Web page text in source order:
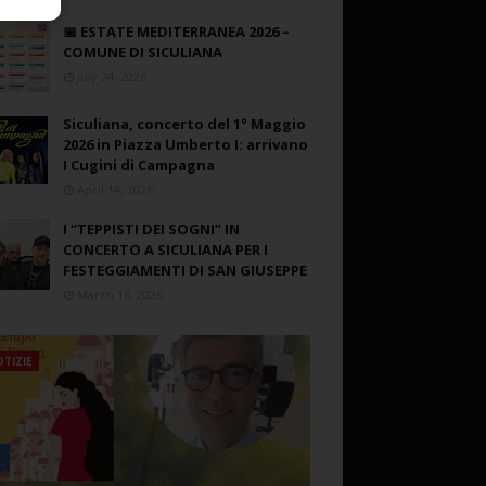
📅 ESTATE MEDITERRANEA 2026 –
COMUNE DI SICULIANA
Siculiana, concerto del 1° Maggio
2026 in Piazza Umberto I: arrivano
I Cugini di Campagna
I “TEPPISTI DEI SOGNI” IN
CONCERTO A SICULIANA PER I
FESTEGGIAMENTI DI SAN GIUSEPPE